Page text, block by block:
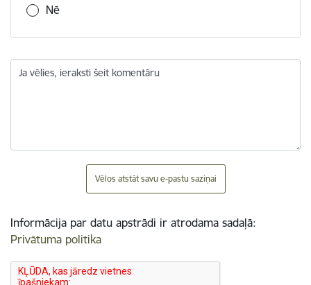
Nē
Ja vēlies, ieraksti šeit komentāru
Vēlos atstāt savu e-pastu saziņai
Informācija par datu apstrādi ir atrodama sadaļā:
Privātuma politika